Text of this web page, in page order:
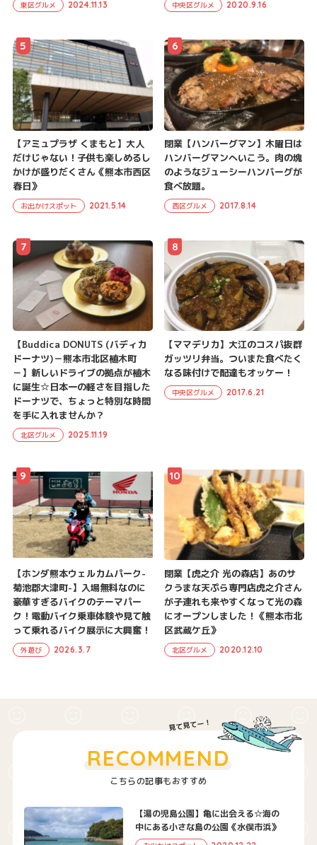
東区グルメ 2024.11.13 中央区グルメ 2020.9.16
【アミュプラザ くまもと】大人
だけじゃない！子供も楽しめるし
かけが盛りだくさん《熊本市西区
春日》
お出かけスポット 2021.5.14
5
閉業【ハンバーグマン】木曜日は
ハンバーグマンへいこう。肉の塊
のようなジューシーハンバーグが
食べ放題。
西区グルメ 2017.8.14
6
【Buddica DONUTS (バディカ
ドーナツ)－熊本市北区植木町
－】新しいドライブの拠点が植木
に誕生☆日本一の軽さを目指した
ドーナツで、ちょっと特別な時間
を手に入れませんか？
北区グルメ 2025.11.19
7
【ママデリカ】大江のコスパ抜群
ガッツリ弁当。ついまた食べたく
なる味付けで配達もオッケー！
中央区グルメ 2017.6.21
8
【ホンダ熊本ウェルカムパーク-
菊池郡大津町-】入場無料なのに
豪華すぎるバイクのテーマパー
ク！電動バイク乗車体験や見て触
って乗れるバイク展示に大興奮！
外遊び 2026.3.7
9
閉業【虎之介 光の森店】あのサ
クうまな天ぷら専門店虎之介さん
が子連れも来やすくなって光の森
にオープンしました！《熊本市北
区武蔵ケ丘》
北区グルメ 2020.12.10
10
こちらの記事もおすすめ
RECOMMEND
【湯の児島公園】亀に出会える☆海の
中にある小さな島の公園《水俣市浜》